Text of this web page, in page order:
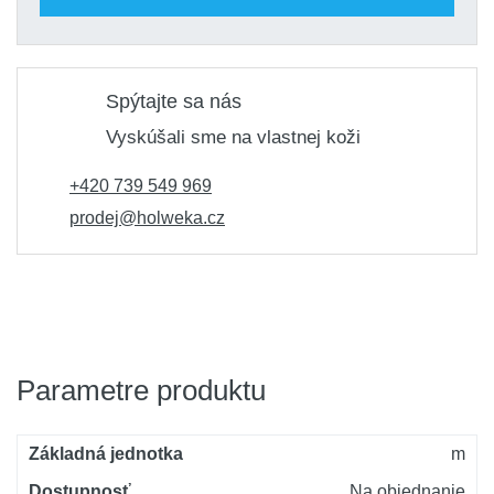
Spýtajte sa nás
Vyskúšali sme na vlastnej koži
+420 739 549 969
prodej@holweka.cz
Parametre produktu
Základná jednotka
m